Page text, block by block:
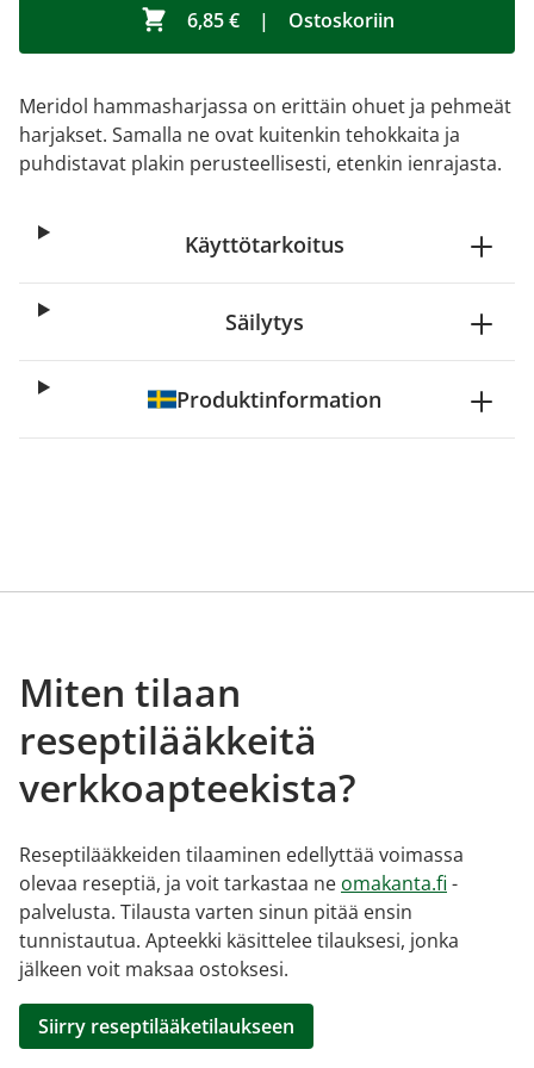
6,85 € | Ostoskoriin
Meridol hammasharjassa on erittäin ohuet ja pehmeät
harjakset. Samalla ne ovat kuitenkin tehokkaita ja
puhdistavat plakin perusteellisesti, etenkin ienrajasta.
Käyttötarkoitus
Säilytys
Produktinformation
Miten tilaan
reseptilääkkeitä
verkkoapteekista?
Reseptilääkkeiden tilaaminen edellyttää voimassa
olevaa reseptiä, ja voit tarkastaa ne omakanta.fi -
palvelusta. Tilausta varten sinun pitää ensin
tunnistautua. Apteekki käsittelee tilauksesi, jonka
jälkeen voit maksaa ostoksesi.
Siirry reseptilääketilaukseen